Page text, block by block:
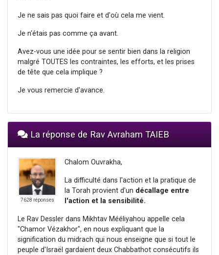
Je ne sais pas quoi faire et d'où cela me vient.
Je n'étais pas comme ça avant.
Avez-vous une idée pour se sentir bien dans la religion
malgré TOUTES les contraintes, les efforts, et les prises
de tête que cela implique ?
Je vous remercie d'avance.
La réponse de Rav Avraham TAIEB
7628 réponses
Chalom Ouvrakha,
La difficulté dans l'action et la pratique de
la Torah provient d'un décallage entre
l'action et la sensibilité.
Le Rav Dessler dans Mikhtav Mééliyahou appelle cela
"Chamor Vézakhor", en nous expliquant que la
signification du midrach qui nous enseigne que si tout le
peuple d'Israël gardaient deux Chabbathot consécutifs ils